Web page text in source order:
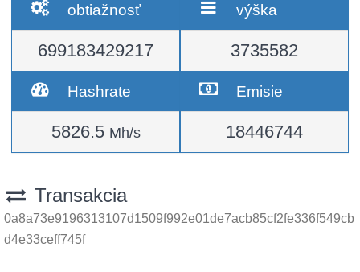
obtiažnosť
699183429217
výška
3735582
Hashrate
5826.5 Mh/s
Emisie
18446744
Transakcia
0a8a73e9196313107d1509f992e01de7acb85cf2fe336f549cb
d4e33ceff745f